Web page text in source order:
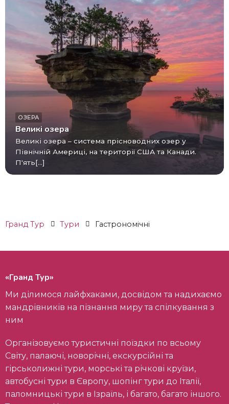
ОЗЕРА
Великі озера
Великі озера – система прісноводних озер у
Північній Америці, на території США та Канади.
П'ять[...]
Гранд Тур Тури Гастрономічні
«Гранд Тур»
Ми ділимося лайфхаками, досвідом та надихаємо
мандрівників на пізнання миру та спілкування з
ним
Організовуємо туристичні поїздки по всьому
Світу, палаючі, новорічні, екскурсійні та
гірськолижні тури, морські та річкові круїзи,
автобусні тури в Європу, шопінг тури до Італії,
паломницькі тури в Ізраїль, і багато, багато іншого.